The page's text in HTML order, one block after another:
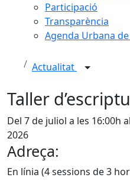
Participació
Transparència
Agenda Urbana
Actualitat
Taller
Del 7 de juliol a les 16:00h
2026
Adreça:
En línia (4 sessions de 3